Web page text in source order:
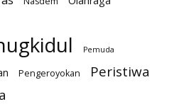
Pemuda
Pengeroyokan Peristiwa